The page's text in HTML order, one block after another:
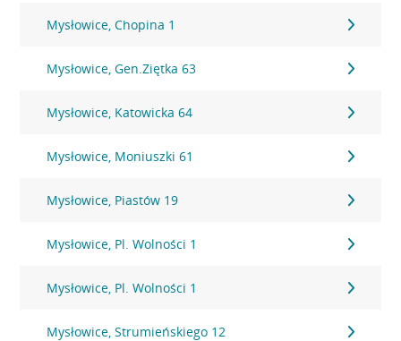
Mysłowice, Chopina 1
Mysłowice, Gen.Ziętka 63
Mysłowice, Katowicka 64
Mysłowice, Moniuszki 61
Mysłowice, Piastów 19
Mysłowice, Pl. Wolności 1
Mysłowice, Pl. Wolności 1
Mysłowice, Strumieńskiego 12